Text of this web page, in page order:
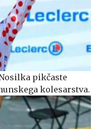
pikčaste
kolesarstva.